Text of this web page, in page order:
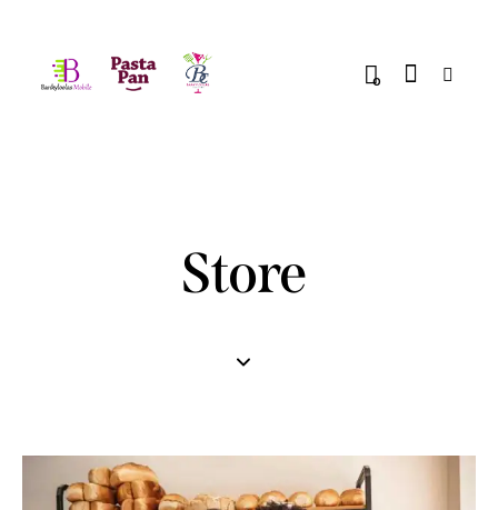
0
Store